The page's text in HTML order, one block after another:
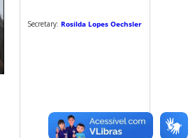
Secretary:Rosilda Lopes Oechsler